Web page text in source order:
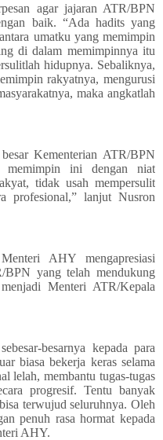
agar jajaran ATR/BPN
baik. “Ada hadits yang
umatku yang memimpin
di dalam memimpinnya itu
hidupnya. Sebaliknya,
rakyatnya, mengurusi
maka angkatlah
Kementerian ATR/BPN
ini dengan niat
tidak usah mempersulit
profesional,” lanjut Nusron
AHY mengapresiasi
BPN yang telah mendukung
Menteri ATR/Kepala
besarnya kepada para
biasa bekerja keras selama
lelah, membantu tugas-tugas
progresif. Tentu banyak
terwujud seluruhnya. Oleh
penuh rasa hormat kepada
AHY.